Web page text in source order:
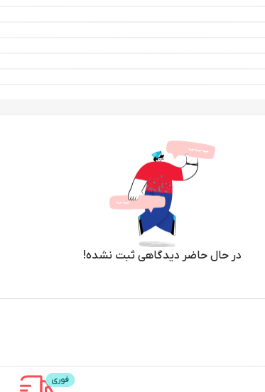
در حال حاضر دیدگاهی ثبت نشده!